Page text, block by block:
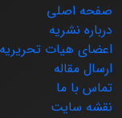
صفحه اصلی
درباره نشریه
اعضای هیات تحریریه
ارسال مقاله
تماس با ما
نقشه سایت